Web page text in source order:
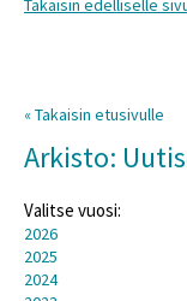
Takaisin edelliselle
« Takaisin etusivulle
Arkisto:
Valitse vuosi:
2026
2025
2024